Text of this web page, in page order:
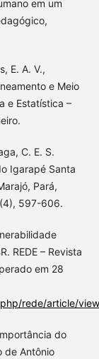
em um
E. A. V.,
e Meio
e Estatística –
C. E. S.
Igarapé Santa
Pará,
597-606.
REDE – Revista
em 28
rede/article/
do
de Antônio